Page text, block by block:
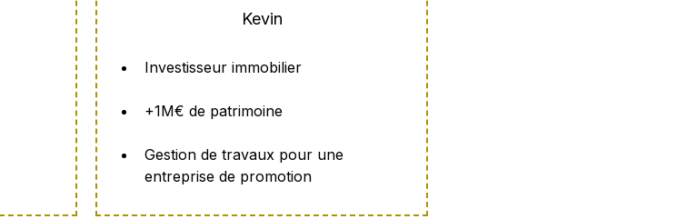
Kevin
Investisseur immobilier
+1M€ de patrimoine
Gestion de travaux pour une
entreprise de promotion